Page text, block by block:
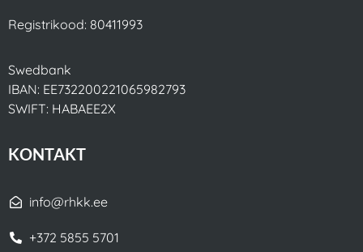
Registrikood: 80411993
Swedbank
IBAN: EE732200221065982793
SWIFT: HABAEE2X
KONTAKT
info@rhkk.ee
+372 5855 5701